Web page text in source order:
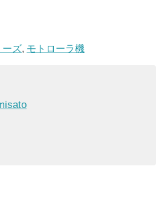
ーズ, モトローラ機